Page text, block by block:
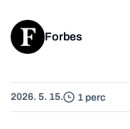
Forbes
2026. 5. 15. 1 perc